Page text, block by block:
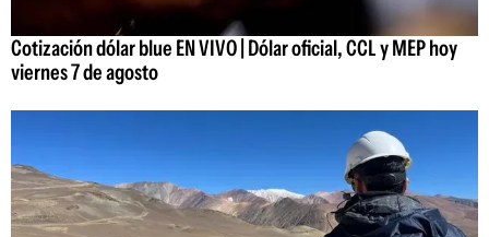
Cotización dólar blue EN VIVO | Dólar oficial, CCL y MEP hoy
viernes 7 de agosto